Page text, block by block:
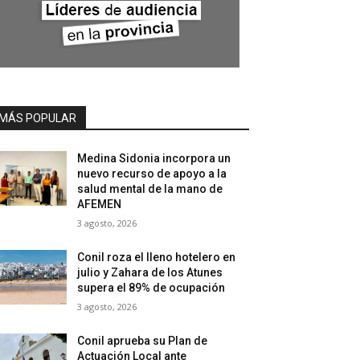
POPULAR
Medina Sidonia incorpora un
nuevo recurso de apoyo a la
salud mental de la mano de
AFEMEN
3 agosto, 2026
Conil roza el lleno hotelero en
julio y Zahara de los Atunes
supera el 89% de ocupación
3 agosto, 2026
Conil aprueba su Plan de
Actuación Local ante